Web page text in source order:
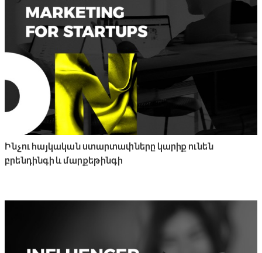
Ինչու հայկական ստարտափները կարիք ունեն
բրենդինգի և մարքեթինգի